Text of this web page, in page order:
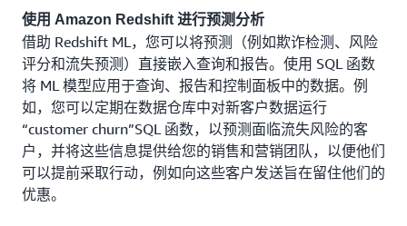
使用 Amazon Redshift 进行预测分析
借助 Redshift ML，您可以将预测（例如欺诈检测、风险
评分和流失预测）直接嵌入查询和报告。使用 SQL 函数
将 ML 模型应用于查询、报告和控制面板中的数据。例
如，您可以定期在数据仓库中对新客户数据运行
“customer churn”SQL 函数，以预测面临流失风险的客
户，并将这些信息提供给您的销售和营销团队，以便他们
可以提前采取行动，例如向这些客户发送旨在留住他们的
优惠。